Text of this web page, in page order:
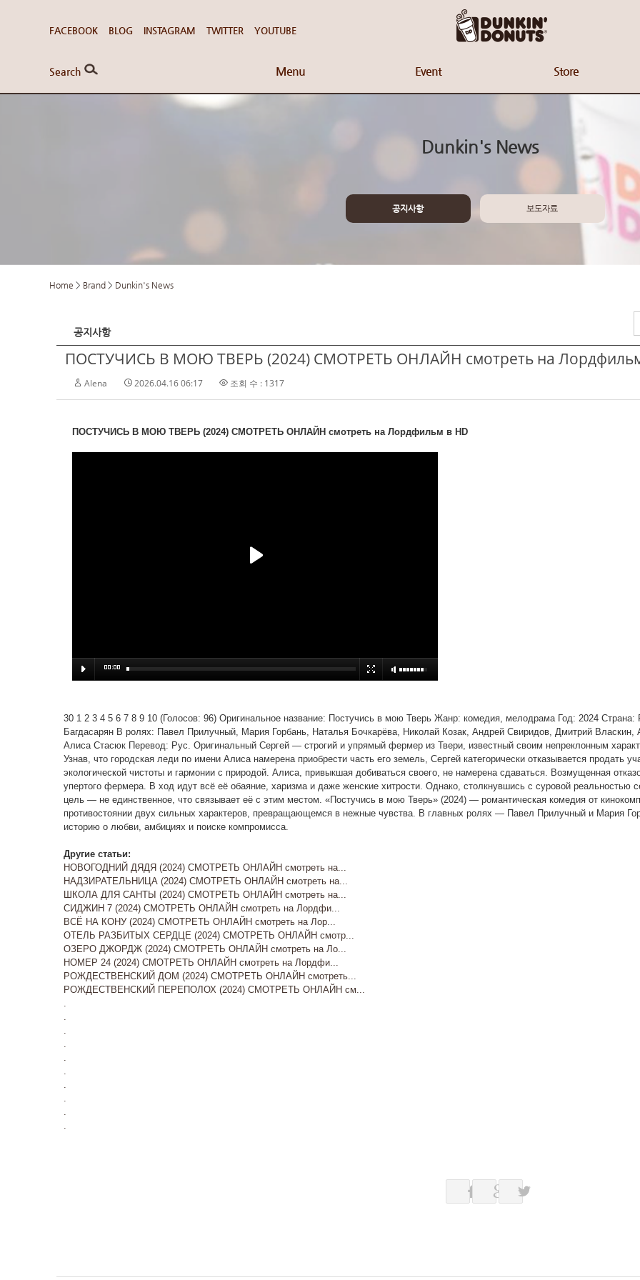
FACEBOOK BLOG INSTAGRAM TWITTER YOUTUBE
Search Menu Event Store
Dunkin's News
Home > Brand > Dunkin's News
공지사항 보도자료
공지사항
ПОСТУЧИСЬ В МОЮ ТВЕРЬ (2024) СМОТРЕТЬ ОНЛАЙН смотреть на
Alena 2026.04.16 06:17 조회 수 : 1317
ПОСТУЧИСЬ В МОЮ ТВЕРЬ (2024) СМОТРЕТЬ ОНЛАЙН смотреть на Лордфильм в HD
30 1 2 3 4 5 6 7 8 9 10 (Голосов: 96) Оригинальное название: Постучись в мою Тверь Жанр: комедия, мелодрама Год: 2024
Багдасарян В ролях: Павел Прилучный, Мария Горбань, Наталья Бочкарёва, Николай Козак, Андрей Свиридов, Дмитрий Власкин,
Алиса Стасюк Перевод: Рус. Оригинальный Сергей — строгий и упрямый фермер из Твери, известный своим непреклонным
Узнав, что городская леди по имени Алиса намерена приобрести часть его земель, Сергей категорически отказывается продать
экологической чистоты и гармонии с природой. Алиса, привыкшая добиваться своего, не намерена сдаваться. Возмущенная
упертого фермера. В ход идут всё её обаяние, харизма и даже женские хитрости. Однако, столкнувшись с суровой реальностью
цель — не единственное, что связывает её с этим местом. «Постучись в мою Тверь» (2024) — романтическая комедия от
противостоянии двух сильных характеров, превращающемся в нежные чувства. В главных ролях — Павел Прилучный и Мария
историю о любви, амбициях и поиске компромисса.
Другие статьи:
НОВОГОДНИЙ ДЯДЯ (2024) СМОТРЕТЬ ОНЛАЙН смотреть на...
НАДЗИРАТЕЛЬНИЦА (2024) СМОТРЕТЬ ОНЛАЙН смотреть на...
ШКОЛА ДЛЯ САНТЫ (2024) СМОТРЕТЬ ОНЛАЙН смотреть на...
СИДЖИН 7 (2024) СМОТРЕТЬ ОНЛАЙН смотреть на Лордфи...
ВСЁ НА КОНУ (2024) СМОТРЕТЬ ОНЛАЙН смотреть на Лор...
ОТЕЛЬ РАЗБИТЫХ СЕРДЦЕ (2024) СМОТРЕТЬ ОНЛАЙН смотр...
ОЗЕРО ДЖОРДЖ (2024) СМОТРЕТЬ ОНЛАЙН смотреть на Ло...
НОМЕР 24 (2024) СМОТРЕТЬ ОНЛАЙН смотреть на Лордфи...
РОЖДЕСТВЕНСКИЙ ДОМ (2024) СМОТРЕТЬ ОНЛАЙН смотреть...
РОЖДЕСТВЕНСКИЙ ПЕРЕПОЛОХ (2024) СМОТРЕТЬ ОНЛАЙН см...
.
.
.
.
.
.
.
.
.
.